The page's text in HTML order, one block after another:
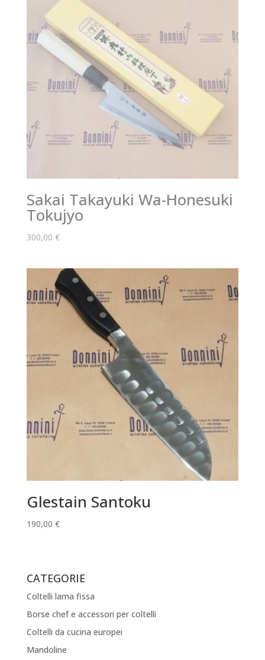
Sakai Takayuki Wa-Honesuki
Tokujyo
300,00 €
Glestain Santoku
190,00 €
CATEGORIE
Coltelli lama fissa
Borse chef e accessori per coltelli
Coltelli da cucina europei
Mandoline